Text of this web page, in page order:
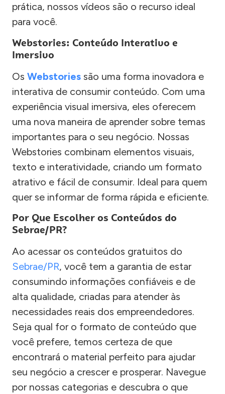
prática, nossos vídeos são o recurso ideal
para você.
Webstories: Conteúdo Interativo e
Imersivo
Os Webstories são uma forma inovadora e
interativa de consumir conteúdo. Com uma
experiência visual imersiva, eles oferecem
uma nova maneira de aprender sobre temas
importantes para o seu negócio. Nossas
Webstories combinam elementos visuais,
texto e interatividade, criando um formato
atrativo e fácil de consumir. Ideal para quem
quer se informar de forma rápida e eficiente.
Por Que Escolher os Conteúdos do
Sebrae/PR?
Ao acessar os conteúdos gratuitos do
Sebrae/PR, você tem a garantia de estar
consumindo informações confiáveis e de
alta qualidade, criadas para atender às
necessidades reais dos empreendedores.
Seja qual for o formato de conteúdo que
você prefere, temos certeza de que
encontrará o material perfeito para ajudar
seu negócio a crescer e prosperar. Navegue
por nossas categorias e descubra o que